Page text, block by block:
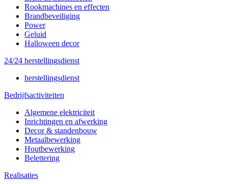
Rookmachines en effecten
Brandbeveiliging
Power
Geluid
Halloween decor
24/24 herstellingsdienst
herstellingsdienst
Bedrijfsactiviteiten
Algemene elektriciteit
Inrichtingen en afwerking
Decor & standenbouw
Metaalbewerking
Houtbewerking
Belettering
Realisaties